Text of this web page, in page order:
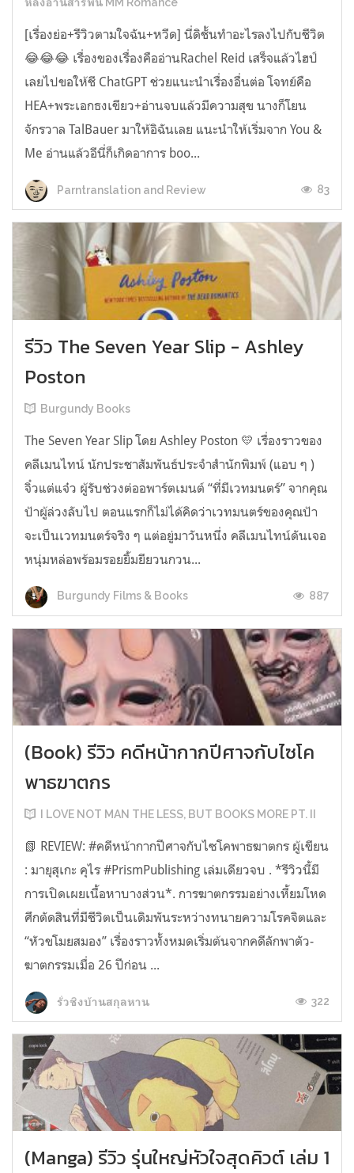
หลังอ่านสารพัน MM Romance
[เรื่องย่อ+รีวิวตามใจฉัน+หวีด] นี่ดิชั้นทำอะไรลงไปกับชีวิต
😂😂😂 เรื่องของเรื่องคืออ่านRachel Reid เสร็จแล้วไฮป์
เลยไปขอให้ชี ChatGPT ช่วยแนะนำเรื่องอื่นต่อ โจทย์คือ
HEA+พระเอกธงเขียว+อ่านจบแล้วมีความสุข นางก็โยน
จักรวาล TalBauer มาให้อิฉันเลย แนะนำให้เริ่มจาก You &
Me อ่านแล้วอีนี่ก็เกิดอาการ boo...
Parntranslation and Review 83
รีวิว The Seven Year Slip - Ashley
Poston
Burgundy Books
The Seven Year Slip โดย Ashley Poston 💛 เรื่องราวของ
คลีเมนไทน์ นักประชาสัมพันธ์ประจำสำนักพิมพ์ (แอบ ๆ )
จิ๋วแต่แจ๋ว ผู้รับช่วงต่ออพาร์ตเมนต์ “ที่มีเวทมนตร์” จากคุณ
ป้าผู้ล่วงลับไป ตอนแรกก็ไม่ได้คิดว่าเวทมนตร์ของคุณป้า
จะเป็นเวทมนตร์จริง ๆ แต่อยู่มาวันหนึ่ง คลีเมนไทน์ดันเจอ
หนุ่มหล่อพร้อมรอยยิ้มยียวนกวน...
Burgundy Films & Books 887
(Book) รีวิว คดีหน้ากากปีศาจกับไซโค
พาธฆาตกร
I LOVE NOT MAN THE LESS, BUT BOOKS MORE PT. II
📗 REVIEW: #คดีหน้ากากปีศาจกับไซโคพาธฆาตกร ผู้เขียน
: มายุสุเกะ คุไร #PrismPublishing เล่มเดียวจบ . *รีวิวนี้มี
การเปิดเผยเนื้อหาบางส่วน*. การฆาตกรรมอย่างเหี้ยมโหด
ศึกตัดสินที่มีชีวิตเป็นเดิมพันระหว่างทนายความโรคจิตและ
“หัวขโมยสมอง” เรื่องราวทั้งหมดเริ่มต้นจากคดีลักพาตัว-
ฆาตกรรมเมื่อ 26 ปีก่อน ...
รั่วชิงบ้านสกุลหาน 322
(Manga) รีวิว รุ่นใหญ่หัวใจสุดคิวต์ เล่ม 1